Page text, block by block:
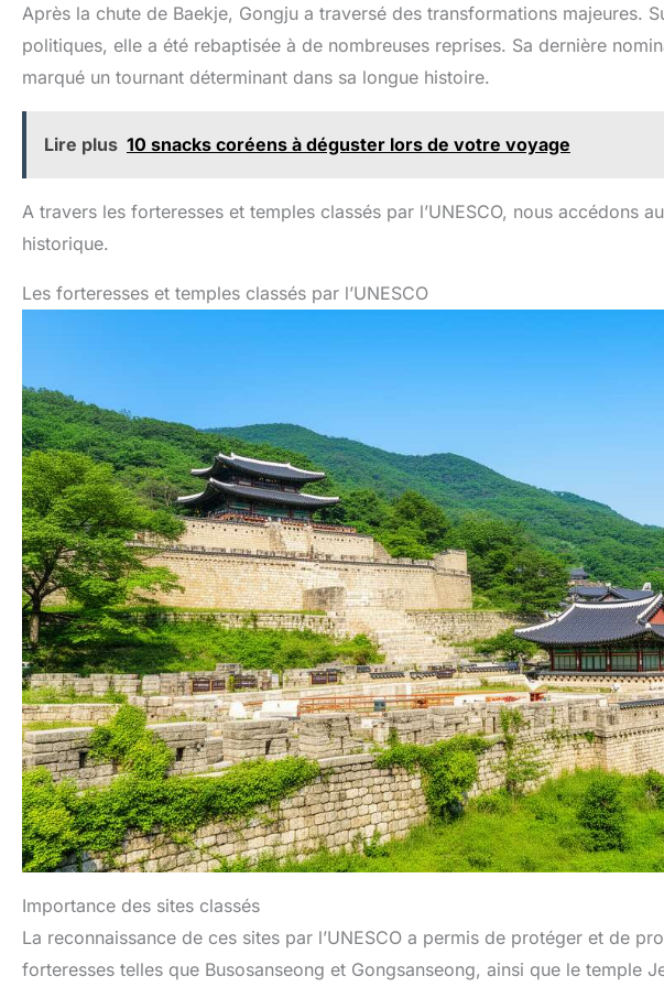
Après la chute de Baekje, Gongju a traversé des transformations majeures.
politiques, elle a été rebaptisée à de nombreuses reprises. Sa dernière
marqué un tournant déterminant dans sa longue histoire.
Lire plus 10 snacks coréens à déguster lors de votre voyage
A travers les forteresses et temples classés par l’UNESCO, nous accédons
historique.
Les forteresses et temples classés par l’UNESCO
Importance des sites classés
La reconnaissance de ces sites par l’UNESCO a permis de protéger et de
forteresses telles que Busosanseong et Gongsanseong, ainsi que le temple